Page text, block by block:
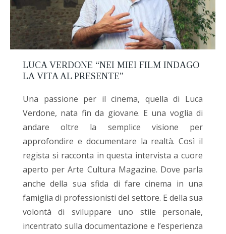
LUCA VERDONE “NEI MIEI FILM INDAGO
LA VITA AL PRESENTE”
Una passione per il cinema, quella di Luca
Verdone, nata fin da giovane. E una voglia di
andare oltre la semplice visione per
approfondire e documentare la realtà. Così il
regista si racconta in questa intervista a cuore
aperto per Arte Cultura Magazine. Dove parla
anche della sua sfida di fare cinema in una
famiglia di professionisti del settore. E della sua
volontà di sviluppare uno stile personale,
incentrato sulla documentazione e l’esperienza